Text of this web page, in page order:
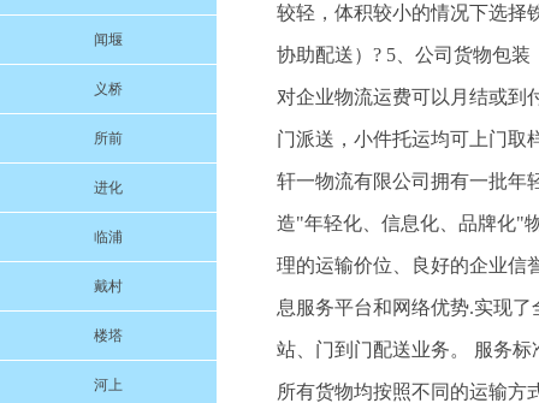
闻堰
义桥
所前
进化
临浦
戴村
楼塔
河上
较轻，体积较小的情况下选择
协助配送）? 5、公司货物包
对企业物流运费可以月结或到
门派送，小件托运均可上门取
轩一物流有限公司拥有一批年
造"年轻化、信息化、品牌化"
理的运输价位、良好的企业信
息服务平台和网络优势.实现
站、门到门配送业务。 服务
所有货物均按照不同的运输方